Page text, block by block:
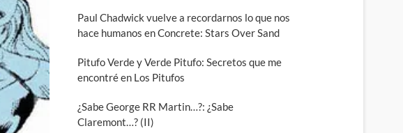
Paul Chadwick vuelve a recordarnos lo que nos
hace humanos en Concrete: Stars Over Sand
Pitufo Verde y Verde Pitufo: Secretos que me
encontré en Los Pitufos
¿Sabe George RR Martin…?: ¿Sabe
Claremont…? (II)